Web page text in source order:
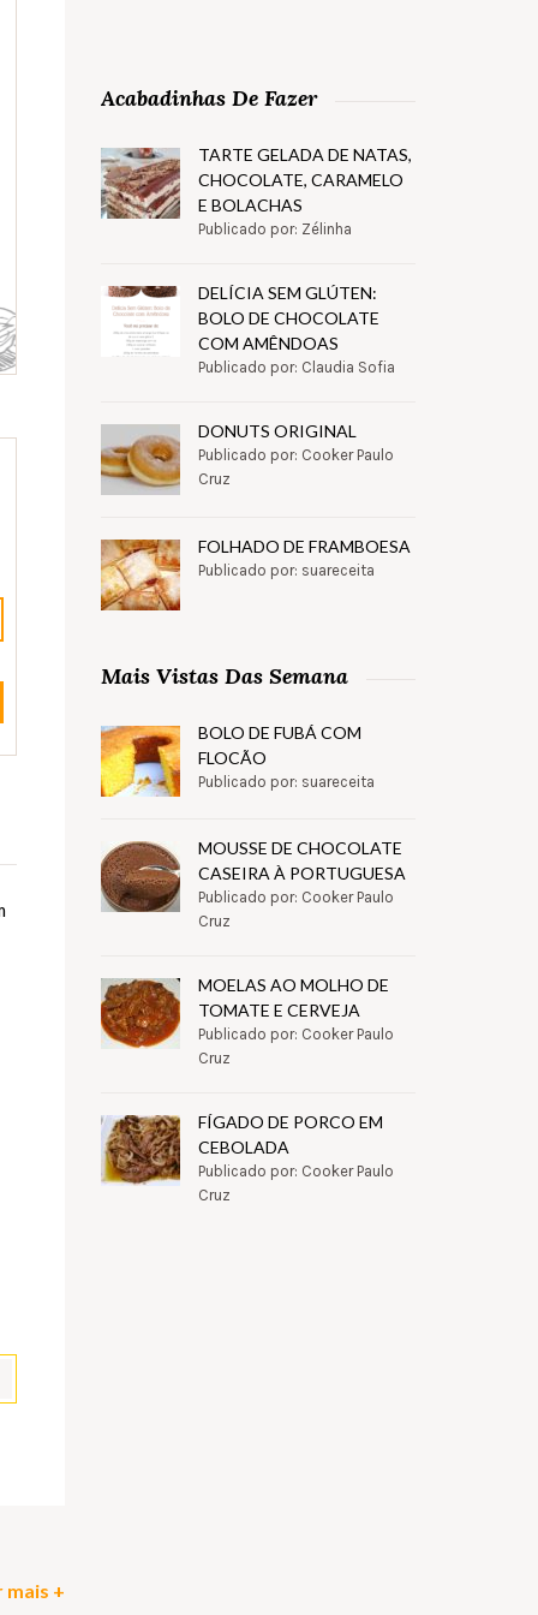
mais +
Acabadinhas De Fazer
TARTE GELADA DE NATAS,
CHOCOLATE, CARAMELO
E BOLACHAS
Publicado por: Zélinha
DELÍCIA SEM GLÚTEN:
BOLO DE CHOCOLATE
COM AMÊNDOAS
Publicado por: Claudia Sofia
DONUTS ORIGINAL
Publicado por: Cooker Paulo
Cruz
FOLHADO DE FRAMBOESA
Publicado por: suareceita
Mais Vistas Das Semana
BOLO DE FUBÁ COM
FLOCÃO
Publicado por: suareceita
MOUSSE DE CHOCOLATE
CASEIRA À PORTUGUESA
Publicado por: Cooker Paulo
Cruz
MOELAS AO MOLHO DE
TOMATE E CERVEJA
Publicado por: Cooker Paulo
Cruz
FÍGADO DE PORCO EM
CEBOLADA
Publicado por: Cooker Paulo
Cruz